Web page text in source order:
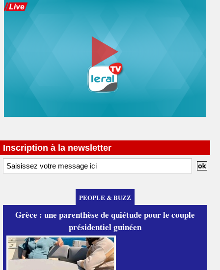
Inscription à la newsletter
PEOPLE & BUZZ
Grèce : une parenthèse de quiétude pour le couple
présidentiel guinéen